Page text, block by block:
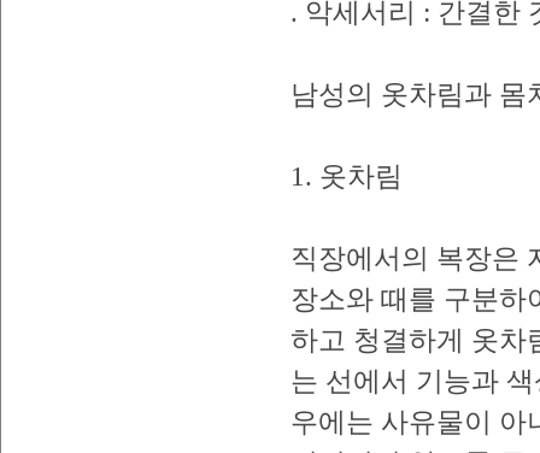
. 악세서리 : 간결한
남성의 옷차림과 몸
1. 옷차림
직장에서의 복장은
장소와 때를 구분하
하고 청결하게 옷차
는 선에서 기능과
우에는 사유물이 아